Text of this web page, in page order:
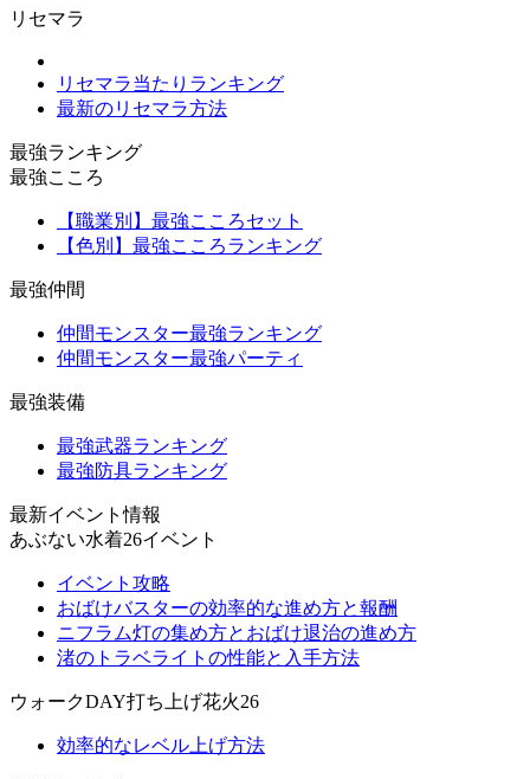
リセマラ
リセマラ当たりランキング
最新のリセマラ方法
最強ランキング
最強こころ
【職業別】最強こころセット
【色別】最強こころランキング
最強仲間
仲間モンスター最強ランキング
仲間モンスター最強パーティ
最強装備
最強武器ランキング
最強防具ランキング
最新イベント情報
あぶない水着26イベント
イベント攻略
おばけバスターの効率的な進め方と報酬
ニフラム灯の集め方とおばけ退治の進め方
渚のトラベライトの性能と入手方法
ウォークDAY打ち上げ花火26
効率的なレベル上げ方法